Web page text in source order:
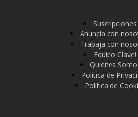
Suscripciones
Anuncia con
Trabaja con
Equipo Clave!
Quienes
Política de
Política de